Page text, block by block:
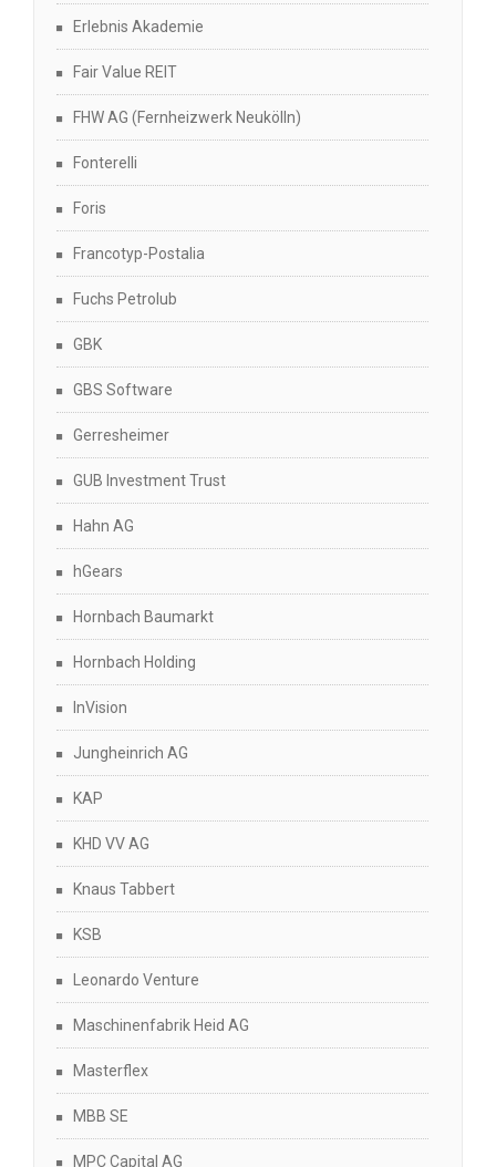
Erlebnis Akademie
Fair Value REIT
FHW AG (Fernheizwerk Neukölln)
Fonterelli
Foris
Francotyp-Postalia
Fuchs Petrolub
GBK
GBS Software
Gerresheimer
GUB Investment Trust
Hahn AG
hGears
Hornbach Baumarkt
Hornbach Holding
InVision
Jungheinrich AG
KAP
KHD VV AG
Knaus Tabbert
KSB
Leonardo Venture
Maschinenfabrik Heid AG
Masterflex
MBB SE
MPC Capital AG